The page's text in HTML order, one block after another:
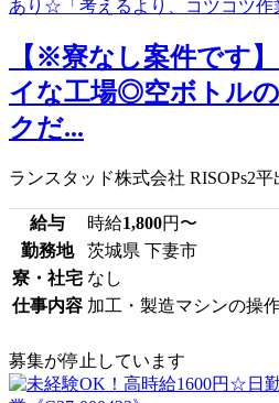
【※寮なし案件です
イな工場◎空ボトル
クだ...
ランスタッド株式会社 RISOPs2
給与 時給1,800円〜
勤務地
茨城県 下妻市
寮・社宅 なし
仕事内容 加工・製造マシンの操
募集が停止しています